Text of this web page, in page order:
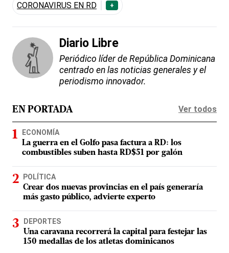
CORONAVIRUS EN RD +
Diario Libre
Periódico líder de República Dominicana
centrado en las noticias generales y el
periodismo innovador.
EN PORTADA Ver todos
ECONOMÍA
La guerra en el Golfo pasa factura a RD: los
combustibles suben hasta RD$51 por galón
POLÍTICA
Crear dos nuevas provincias en el país generaría
más gasto público, advierte experto
DEPORTES
Una caravana recorrerá la capital para festejar las
150 medallas de los atletas dominicanos